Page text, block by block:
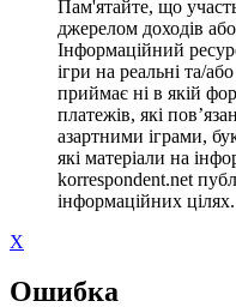
Пам'ятайте, що
джерелом доходів
Інформаційний
ігри на реальні та/
приймає ні в якій
платежів, які
азартними іграми,
які матеріали на
korrespondent.net
інформаційних цілях.
X
Ошибка